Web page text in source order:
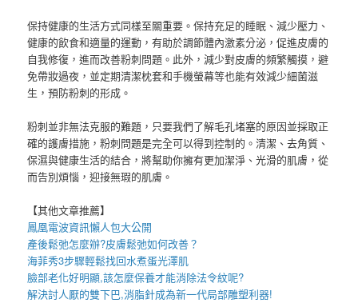
保持健康的生活方式同樣至關重要。保持充足的睡眠、減少壓力、
健康的飲食和適量的運動，有助於調節體內激素分泌，促進皮膚的
自我修復，進而改善粉刺問題。此外，減少對皮膚的頻繁觸摸，避
免帶妝過夜，並定期清潔枕套和手機螢幕等也能有效減少細菌滋
生，預防粉刺的形成。
粉刺並非無法克服的難題，只要我們了解毛孔堵塞的原因並採取正
確的護膚措施，粉刺問題是完全可以得到控制的。清潔、去角質、
保濕與健康生活的結合，將幫助你擁有更加潔淨、光滑的肌膚，從
而告別煩惱，迎接無瑕的肌膚。
【其他文章推薦】
鳳凰電波資訊懶人包大公開
產後鬆弛怎麼辦?皮膚鬆弛如何改善？
海菲秀3步驟輕鬆找回水煮蛋光澤肌
臉部老化好明顯,該怎麼保養才能消除法令紋呢?
解決討人厭的雙下巴,消脂針成為新一代局部雕塑利器!